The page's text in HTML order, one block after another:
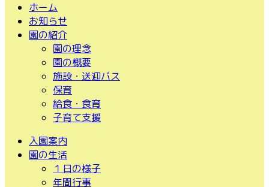
ホーム
お知らせ
園の紹介
園の理念
園の概要
施設・送迎バス
保育
給食・食育
子育て支援
入園案内
園の生活
１日の様子
年間行事